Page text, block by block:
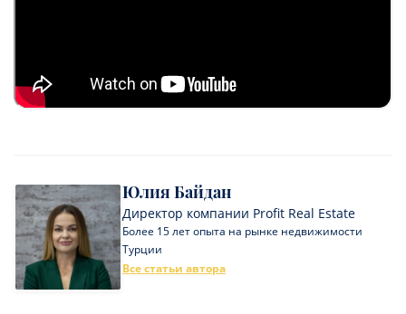
Юлия Байдан
Директор компании Profit Real Estate
Более 15 лет опыта на рынке недвижимости
Турции
Все статьи автора